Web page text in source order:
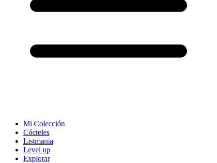
Mi Colección
Cócteles
Listmania
Level up
Explorar